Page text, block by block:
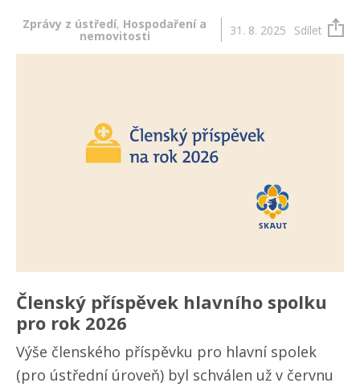
Zprávy z ústředí, Hospodaření a
nemovitosti 31. 8. 2025 Sdílet
Členský příspěvek hlavního spolku
pro rok 2026
Výše členského příspěvku pro hlavní spolek
(pro ústřední úroveň) byl schválen už v červnu